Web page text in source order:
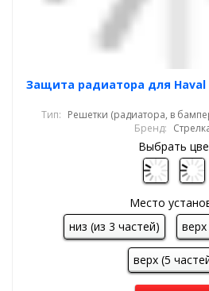
Защита радиатора для Haval
Тип: Решетки (радиатора, в
Бренд:
Выбрать
Место
низ (из 3 частей)
верх (5